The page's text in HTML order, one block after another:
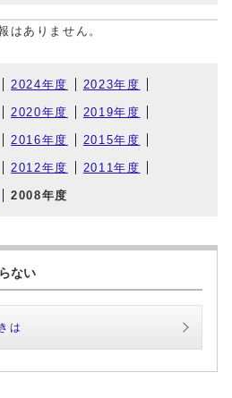
はありません。
2024年度 2023年度
2020年度 2019年度
2016年度 2015年度
2012年度 2011年度
2008年度
ない
は